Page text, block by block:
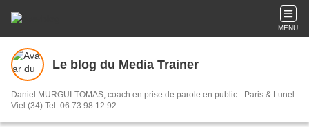
MENU
Le blog du Media Trainer
Daniel MURGUI-TOMAS, coach en prise de parole en public - Paris & Lunel-
Viel (34) Tel. 06 73 98 12 92